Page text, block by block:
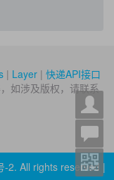
| Layer | 快递API接口
如涉及版权，请联系
-2. All rights reserved |